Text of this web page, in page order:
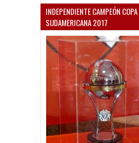
INDEPENDIENTE CAMPEÓN COPA
SUDAMERICANA 2017